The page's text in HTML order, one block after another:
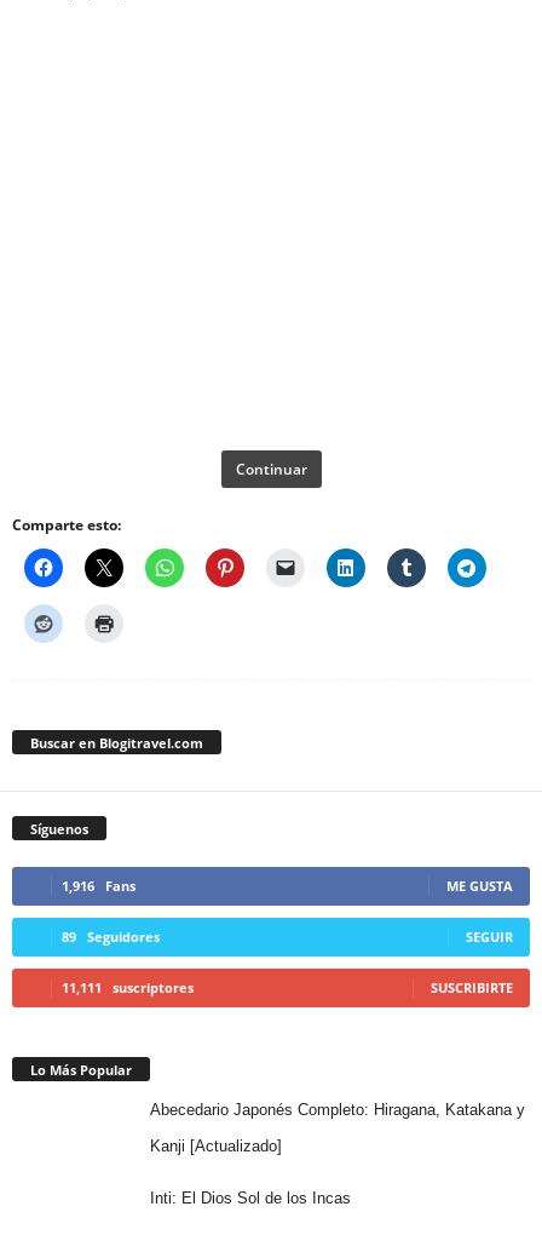
Continuar
Comparte esto:
Buscar en Blogitravel.com
Síguenos
1,916 Fans ME GUSTA
89 Seguidores SEGUIR
11,111 suscriptores SUSCRIBIRTE
Lo Más Popular
Abecedario Japonés Completo: Hiragana, Katakana y
Kanji [Actualizado]
Inti: El Dios Sol de los Incas